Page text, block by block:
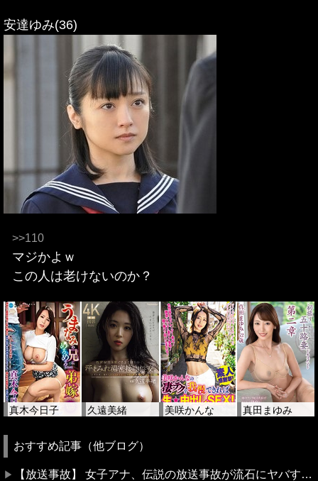
安達ゆみ(36)
>>110
マジかよｗ
この人は老けないのか？
真木今日子 久遠美緒 美咲かんな 真田まゆみ
おすすめ記事（他ブログ）
【放送事故】 女子アナ、伝説の放送事故が流石にヤバすぎる…